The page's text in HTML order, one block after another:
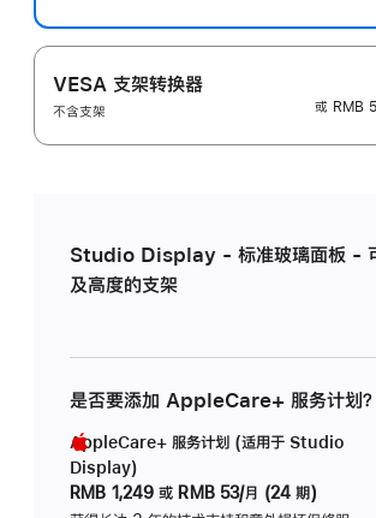
VESA 支架转换器
不含支架
或 RMB
Studio Display - 标准玻璃面板 -
及高度的支架
是否要添加 AppleCare+ 服务计划？
AppleCare+ 服务计划 (适用于 Studio
Display)
RMB 1,249 或 RMB 53/月 (24 期)